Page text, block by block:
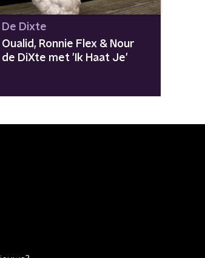
De Dixte
Oualid, Ronnie Flex & Nour
de DiXte met 'Ik Haat Je'